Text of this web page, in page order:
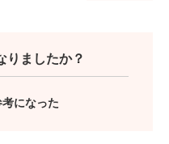
りましたか？
になった